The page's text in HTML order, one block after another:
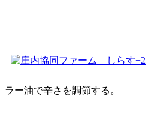
ラー油で辛さを調節する。